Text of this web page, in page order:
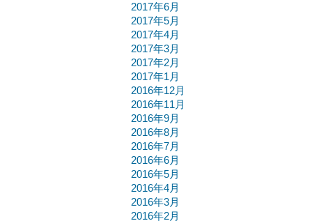
2017年6月
2017年5月
2017年4月
2017年3月
2017年2月
2017年1月
2016年12月
2016年11月
2016年9月
2016年8月
2016年7月
2016年6月
2016年5月
2016年4月
2016年3月
2016年2月